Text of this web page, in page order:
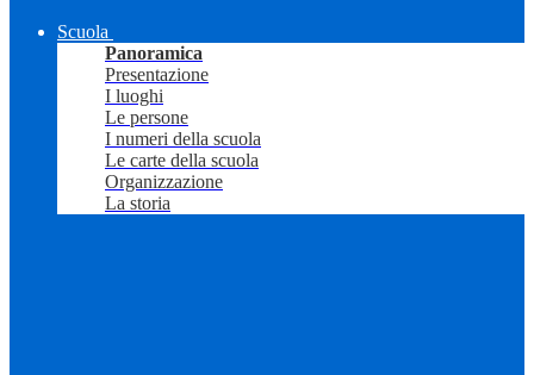
Scuola
Panoramica
Presentazione
I luoghi
Le persone
I numeri della scuola
Le carte della scuola
Organizzazione
La storia